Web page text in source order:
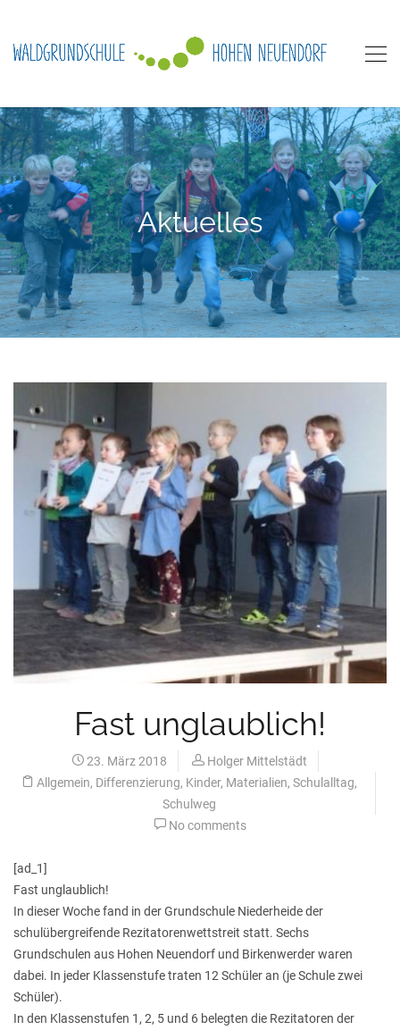
Aktuelles
Fast unglaublich!
23. März 2018
Holger Mittelstädt
Allgemein, Differenzierung, Kinder, Materialien, Schulalltag,
Schulweg
No comments
[ad_1]
Fast unglaublich!
In dieser Woche fand in der Grundschule Niederheide der
schulübergreifende Rezitatorenwettstreit statt. Sechs
Grundschulen aus Hohen Neuendorf und Birkenwerder waren
dabei. In jeder Klassenstufe traten 12 Schüler an (je Schule zwei
Schüler).
In den Klassenstufen 1, 2, 5 und 6 belegten die Rezitatoren der